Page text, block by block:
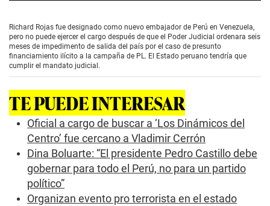
e
c
o
n
d
f
2
m
Richard Rojas fue designado como nuevo embajador de Perú en Venezuela,
pero no puede ejercer el cargo después de que el Poder Judicial ordenara seis
meses de impedimento de salida del país por el caso de presunto
financiamiento ilícito a la campaña de PL. El Estado peruano tendría que
cumplir el mandato judicial.
TE PUEDE INTERESAR
Oficial a cargo de buscar a ‘Los Dinámicos del
Centro’ fue cercano a Vladimir Cerrón
Dina Boluarte: “El presidente Pedro Castillo debe
gobernar para todo el Perú, no para un partido
político”
Organizan evento pro terrorista en el estado